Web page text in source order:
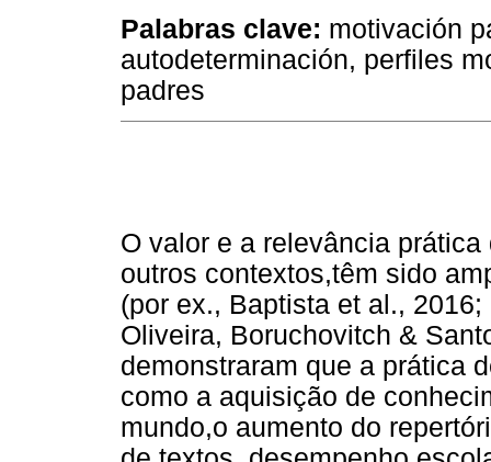
Palabras clave: motivación
autodeterminación, perfiles
padres
O valor e a relevância
outros contextos,têm sido
(por ex., Baptista et al.,
Oliveira, Boruchovitch &
demonstraram que a prática
como a aquisição de
mundo,o aumento do